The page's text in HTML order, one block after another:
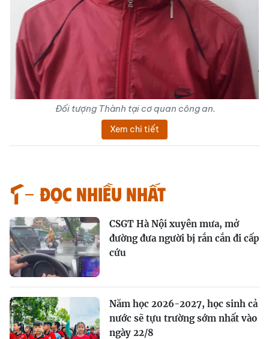
Đối tượng Thành tại cơ quan công an.
Xem chi tiết
Đọc nhiều nhất
CSGT Hà Nội xuyên mưa, mở
đường đưa người bị rắn cắn đi cấp
cứu
Năm học 2026-2027, học sinh cả
nước sẽ tựu trường sớm nhất vào
ngày 22/8